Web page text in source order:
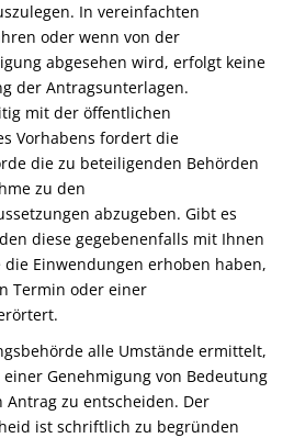
In vereinfachten
oder wenn von der
abgesehen wird, erfolgt keine
der Antragsunterlagen.
mit der öffentlichen
Vorhabens fordert die
die zu beteiligenden Behörden
zu den
abzugeben. Gibt es
diese gegebenenfalls mit Ihnen
Einwendungen erhoben haben,
Termin oder einer
alle Umstände ermittelt,
Genehmigung von Bedeutung
zu entscheiden. Der
ist schriftlich zu begründen